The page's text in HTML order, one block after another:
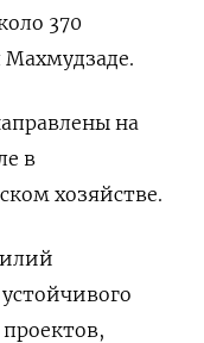
370
на
в
хозяйстве.